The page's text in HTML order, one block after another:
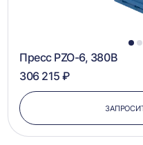
1 2
Пресс PZO-6, 380В
306 215 ₽